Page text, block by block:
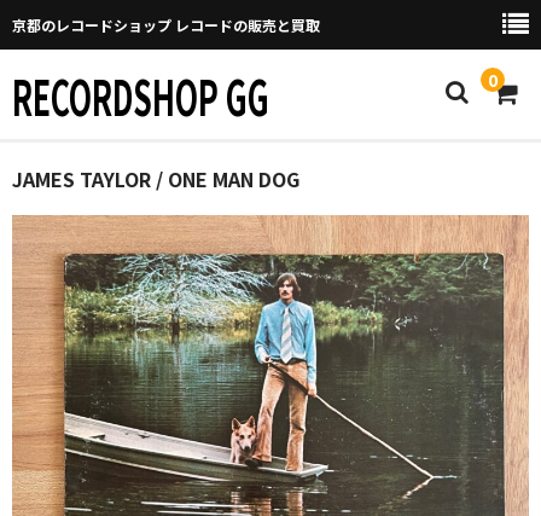
京都のレコードショップ レコードの販売と買取
RECORDSHOP GG 0
Home
マイページ
GGについて
買取について
取り置きなどについて
Categories
New Arrivals
JAMES TAYLOR / ONE MAN DOG